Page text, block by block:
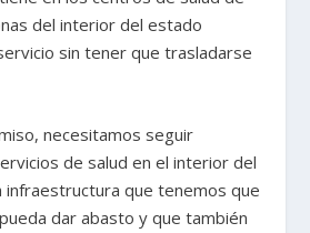
del interior del estado
sin tener que trasladarse
necesitamos seguir
de salud en el interior del
infraestructura que tenemos que
dar abasto y que también